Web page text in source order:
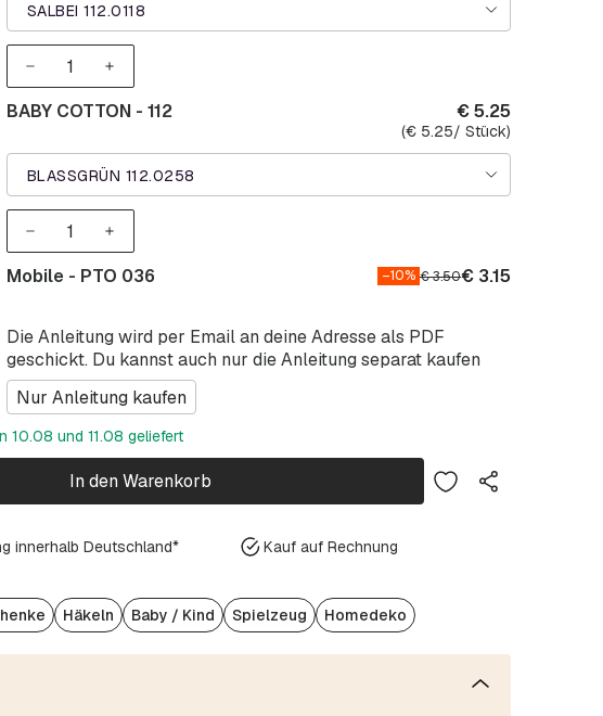
SALBEI 112.0118
BLASSGRÜN 112.0258
BABY COTTON - 112 €5.25
(€5.25/ Stück)
Die Anleitung wird per Email an deine Adresse als PDF
geschickt. Du kannst auch nur die Anleitung separat kaufen
Nur Anleitung kaufen
Mobile - PTO 036 –10% €3.50€3.15
10.08 und 11.08 geliefert
In den Warenkorb
innerhalb Deutschland* Kauf auf Rechnung
Häkeln Baby / Kind Spielzeug Homedeko